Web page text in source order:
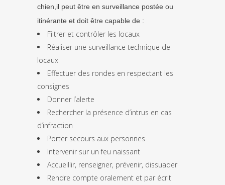
chien,il peut être en surveillance postée ou
itinérante et doit être capable de :
Filtrer et contrôler les locaux
Réaliser une surveillance technique de
locaux
Effectuer des rondes en respectant les
consignes
Donner l’alerte
Rechercher la présence d’intrus en cas
d’infraction
Porter secours aux personnes
Intervenir sur un feu naissant
Accueillir, renseigner, prévenir, dissuader
Rendre compte oralement et par écrit